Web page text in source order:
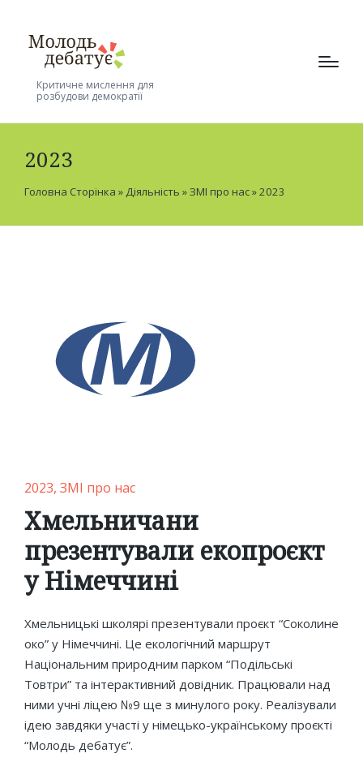
Критичне мислення для
розбудови демократії
2023
Головна Сторінка » Діяльність »ЗМІ про нас»2023
Posted
in
2023 ЗМІ про нас
Хмельничани
презентували екопроєкт
у Німеччині
Хмельницькі школярі презентували проєкт “Соколине
око” у Німеччині. Це екологічний маршрут
Національним природним парком “Подільські
Товтри” та інтерактивний довідник. Працювали над
ними учні ліцею №9 ще з минулого року. Реалізували
ідею завдяки участі у німецько-українському проєкті
“Молодь дебатує”.